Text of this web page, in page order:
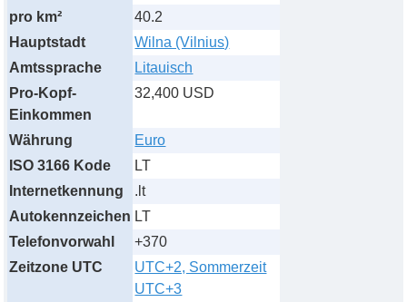
pro km²
40.2
Hauptstadt
Wilna (Vilnius)
Amtssprache
Litauisch
Pro-Kopf-
Einkommen
32,400 USD
Währung
Euro
ISO 3166 Kode
LT
Internetkennung
.lt
Autokennzeichen LT
Telefonvorwahl
+370
Zeitzone UTC
UTC+2, Sommerzeit
UTC+3